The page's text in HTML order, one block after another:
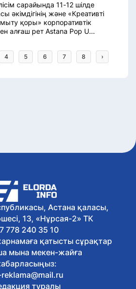
сарайында 11-12 шілде
әкімдігінің және «Креативті
қоры» корпоративтік
алғаш рет Astana Pop U...
4 5 6 7 8 ›
Астана қаласы,
13, «Нұрсая-2» ТК
778 240 35 10
қатысты сұрақтар
мына мекен-жайға
туралы